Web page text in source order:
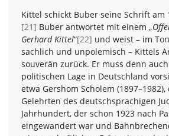
Kittel schickt Buber seine Schrift am
[21] Buber antwortet mit einem „
Gerhard Kittel“[22] und weist – im
sachlich und unpolemisch – Kittels
souverän zurück. Er muss denn
politischen Lage in Deutschland
etwa Gershom Scholem
Gelehrten des deutschsprachigen
Jahrhundert, der schon 1923 nach
eingewandert war und